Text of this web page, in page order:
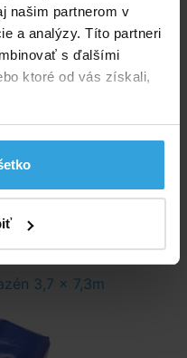
našim partnerom v
a analýzy. Títo partneri
s ďalšími
ktoré od vás získali,
20 ks
vás
3,7 x 7,3m